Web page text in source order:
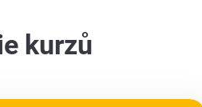
kurzů